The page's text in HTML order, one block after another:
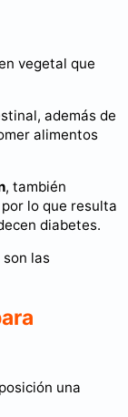
vegetal que
además de
alimentos
, también
lo que resulta
diabetes.
las
una